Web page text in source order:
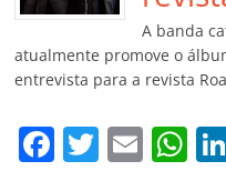
k
A banda
atualmente promove o
entrevista para a revista
F T E W